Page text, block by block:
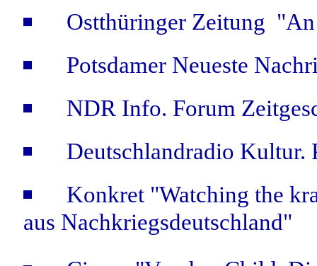
Ostthüringer Zeitung "An
Potsdamer Neueste
NDR Info. Forum
Deutschlandradio Kultur.
Konkret "Watching the
aus Nachkriegsdeutschland"